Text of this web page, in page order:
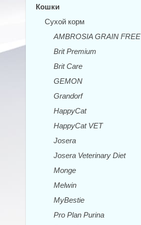
Кошки
Сухой корм
AMBROSIA GRAIN FREE
Brit Premium
Brit Care
GEMON
Grandorf
HappyCat
HappyCat VET
Josera
Josera Veterinary Diet
Monge
Melwin
MyBestie
Pro Plan Purina